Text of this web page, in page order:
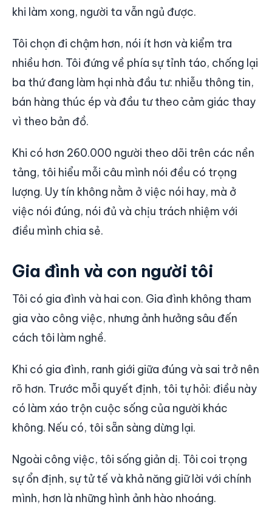
khi làm xong, người ta vẫn ngủ được.
Tôi chọn đi chậm hơn, nói ít hơn và kiểm tra
nhiều hơn. Tôi đứng về phía sự tỉnh táo, chống lại
ba thứ đang làm hại nhà đầu tư: nhiễu thông tin,
bán hàng thúc ép và đầu tư theo cảm giác thay
vì theo bản đồ.
Khi có hơn 260.000 người theo dõi trên các nền
tảng, tôi hiểu mỗi câu mình nói đều có trọng
lượng. Uy tín không nằm ở việc nói hay, mà ở
việc nói đúng, nói đủ và chịu trách nhiệm với
điều mình chia sẻ.
Gia đình và con người tôi
Tôi có gia đình và hai con. Gia đình không tham
gia vào công việc, nhưng ảnh hưởng sâu đến
cách tôi làm nghề.
Khi có gia đình, ranh giới giữa đúng và sai trở nên
rõ hơn. Trước mỗi quyết định, tôi tự hỏi: điều này
có làm xáo trộn cuộc sống của người khác
không. Nếu có, tôi sẵn sàng dừng lại.
Ngoài công việc, tôi sống giản dị. Tôi coi trọng
sự ổn định, sự tử tế và khả năng giữ lời với chính
mình, hơn là những hình ảnh hào nhoáng.